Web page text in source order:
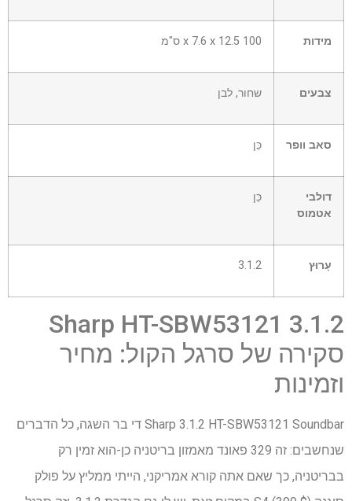
מידות 100 x 7.6 x 12.5 ס"מ
צבעים שחור, לבן
סאב וופר כֵּן
דולבי
אטמוס
כֵּן
עָרוּץ 3.1.2
Sharp HT-SBW53121 3.1.2
סקירה של סרגל הקול: מחיר
וזמינות
Sharp 3.1.2 HT-SBW53121 Soundbar די בר השגה, כל הדברים
שנחשבים: זה 329 פאונד מאמזון בריטניה כן-הוא זמין רק
בבריטניה, כך שאם אתה קורא אמריקני, הייתי ממליץ על פולק